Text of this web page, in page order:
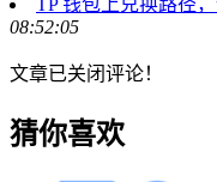
TP 钱包上兑换路径
08:52:05
文章已关闭评论！
猜你喜欢